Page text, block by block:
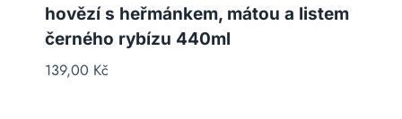
hovězí s heřmánkem, mátou a listem
černého rybízu 440ml
139,00 Kč